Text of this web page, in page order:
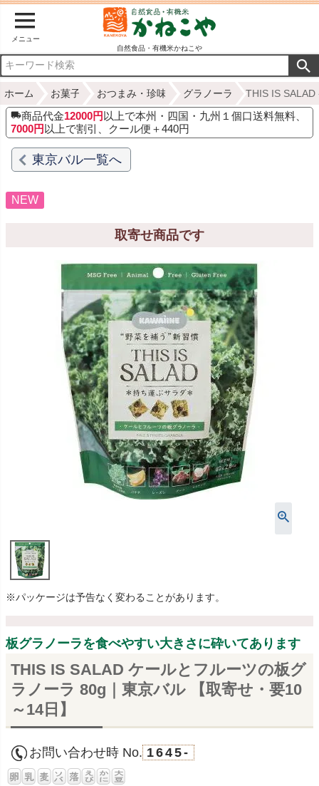
メニュー
自然食品・有機米かねこや
ホーム お菓子 おつまみ・珍味 グラノーラ THIS IS
商品代金12000円 以上で本州・四国・九州１個口送料無料、
7000円 以上で割引、クール便＋440円
東京バル一覧へ
NEW
取寄せ商品です
※パッケージは予告なく変わることがあります。
板グラノーラを食べやすい大きさに砕いてあります
THIS IS SALAD ケールとフルーツの板グ
ラノーラ 80g｜東京バル 【取寄せ・要10
～14日】
お問い合わせ時 No. 1645-